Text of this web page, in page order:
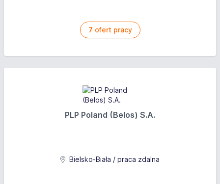
7 ofert pracy
PLP Poland (Belos) S.A.
Bielsko-Biała / praca zdalna